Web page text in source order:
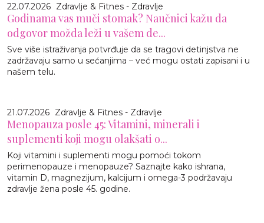
22.07.2026 Zdravlje & Fitnes - Zdravlje
Godinama vas muči stomak? Naučnici kažu da
odgovor možda leži u vašem de...
Sve više istraživanja potvrđuje da se tragovi detinjstva ne
zadržavaju samo u sećanjima – već mogu ostati zapisani i u
našem telu.
21.07.2026 Zdravlje & Fitnes - Zdravlje
Menopauza posle 45: Vitamini, minerali i
suplementi koji mogu olakšati o...
Koji vitamini i suplementi mogu pomoći tokom
perimenopauze i menopauze? Saznajte kako ishrana,
vitamin D, magnezijum, kalcijum i omega-3 podržavaju
zdravlje žena posle 45. godine.